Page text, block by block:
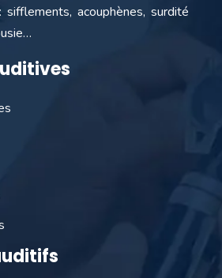
sifflements, acouphènes, surdité